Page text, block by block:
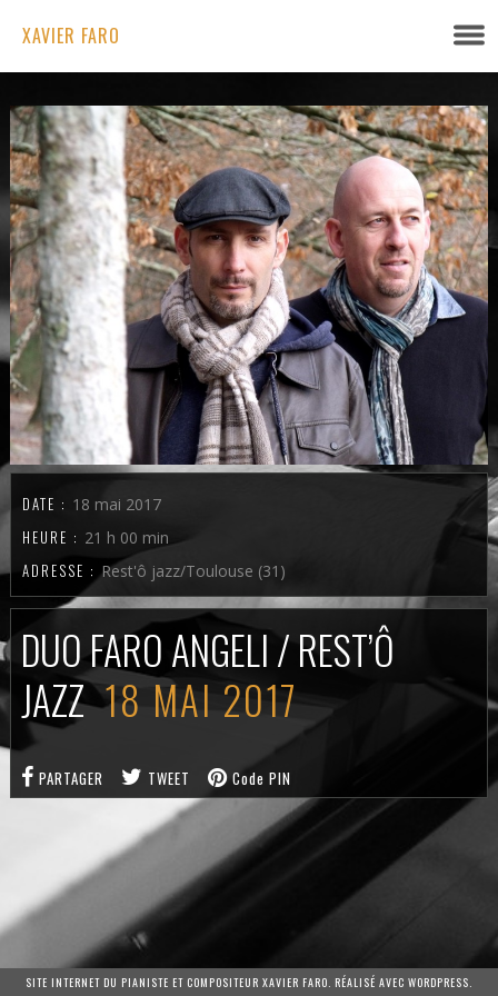
XAVIER FARO
DATE : 18 mai 2017
HEURE : 21 h 00 min
ADRESSE : Rest'ô jazz/Toulouse (31)
DUO FARO ANGELI / REST’Ô
JAZZ18 MAI 2017
PARTAGER TWEET Code PIN
SITE INTERNET DU PIANISTE ET COMPOSITEUR XAVIER FARO. RÉALISÉ AVEC WORDPRESS.